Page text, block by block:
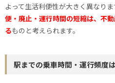
よって生活利便性が大きく異なりま
便・廃止・運行時間の短縮は、不
るものと考えられます。
駅までの乗車時間・運行頻度